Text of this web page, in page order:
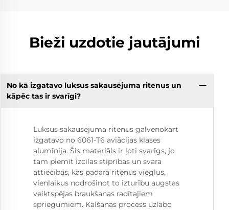
Bieži uzdotie jautājumi
No kā izgatavo luksus sakausējuma ritenus un
kāpēc tas ir svarīgi?
Luksus sakausējuma ritenus galvenokārt
izgatavo no 6061-T6 aviācijas klases
alumīnija. Šis materiāls ir ļoti svarīgs, jo
tam piemīt izcilas stiprības un svara
attiecības, kas padara riteņus vieglus,
vienlaikus nodrošinot to izturību augstas
veiktspējas braukšanas radītajiem
spriegumiem. Kalšanas process uzlabo